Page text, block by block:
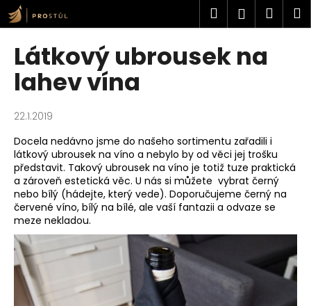
Přejít
na
obsah
Hledat
Látkový ubrousek na
lahev vína
22.1.2019
Docela nedávno jsme do našeho sortimentu zařadili i
látkový ubrousek na víno a nebylo by od věci jej trošku
představit. Takový ubrousek na víno je totiž tuze praktická
a zároveň estetická věc. U nás si můžete vybrat černý
nebo bílý (hádejte, který vede). Doporučujeme černý na
červené víno, bílý na bílé, ale vaší fantazii a odvaze se
meze nekladou.
K
o
C
o
p
t
ř
e
b
u
j
e
t
e